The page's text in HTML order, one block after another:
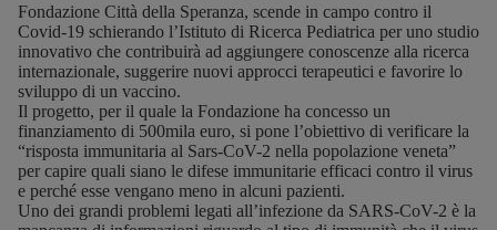
Fondazione Città della Speranza, scende in campo contro il
Covid-19 schierando l’Istituto di Ricerca Pediatrica per uno studio
innovativo che contribuirà ad aggiungere conoscenze alla ricerca
internazionale, suggerire nuovi approcci terapeutici e favorire lo
sviluppo di un vaccino.
Il progetto, per il quale la Fondazione ha concesso un
finanziamento di 500mila euro, si pone l’obiettivo di verificare la
“risposta immunitaria al Sars-CoV-2 nella popolazione veneta”
per capire quali siano le difese immunitarie efficaci contro il virus
e perché esse vengano meno in alcuni pazienti.
Uno dei grandi problemi legati all’infezione da SARS-CoV-2 è la